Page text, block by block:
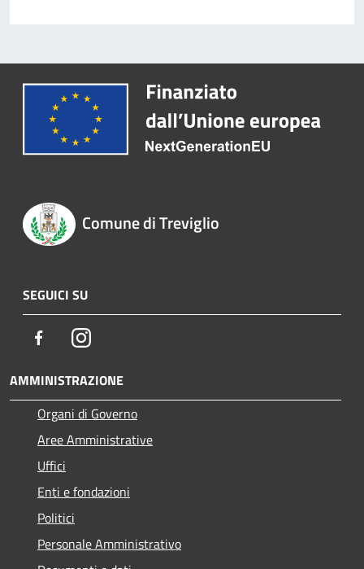
Comune di Treviglio
SEGUICI SU
FacebookInstagram
AMMINISTRAZIONE
Organi di Governo
Aree Amministrative
Uffici
Enti e fondazioni
Politici
Personale Amministrativo